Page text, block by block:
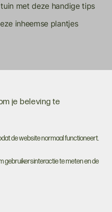
je beleving te
de website normaal functioneert.
gebruikersinteractie te meten en de
met deze handige tips
inheemse plantjes